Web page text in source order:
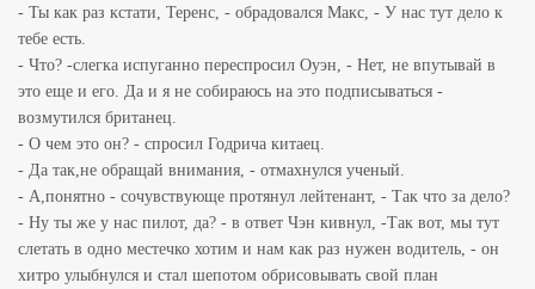
- Ты как раз кстати, Теренс, - обрадовался Макс, - У нас тут дело к
тебе есть.
- Что? -слегка испуганно переспросил Оуэн, - Нет, не впутывай в
это еще и его. Да и я не собираюсь на это подписываться -
возмутился британец.
- О чем это он? - спросил Годрича китаец.
- Да так,не обращай внимания, - отмахнулся ученый.
- А,понятно - сочувствующе протянул лейтенант, - Так что за дело?
- Ну ты же у нас пилот, да? - в ответ Чэн кивнул, -Так вот, мы тут
слетать в одно местечко хотим и нам как раз нужен водитель, - он
хитро улыбнулся и стал шепотом обрисовывать свой план